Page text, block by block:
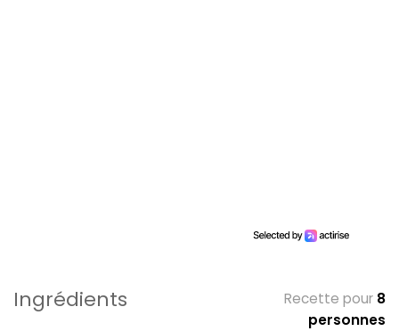
Ingrédients Recette pour 8
personnes